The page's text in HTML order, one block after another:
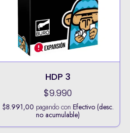
HDP 3
$9.990
$8.991,00 pagando con Efectivo (desc.
no acumulable)